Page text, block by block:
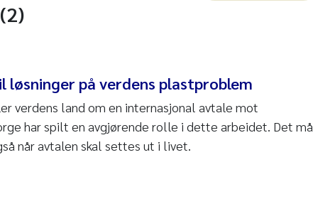
løsninger på verdens plastproblem
verdens land om en internasjonal avtale mot
har spilt en avgjørende rolle i dette arbeidet. Det må
når avtalen skal settes ut i livet.